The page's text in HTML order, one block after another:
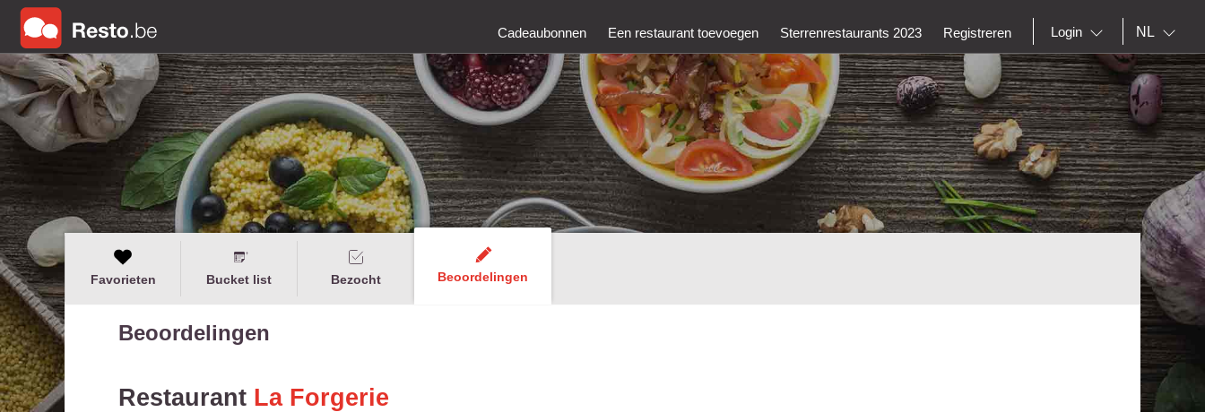
Cadeaubonnen Een restaurant toevoegen Sterrenrestaurants 2023 Registreren Login NL
Favorieten Bucket list Bezocht Beoordelingen
Beoordelingen
Restaurant La Forgerie